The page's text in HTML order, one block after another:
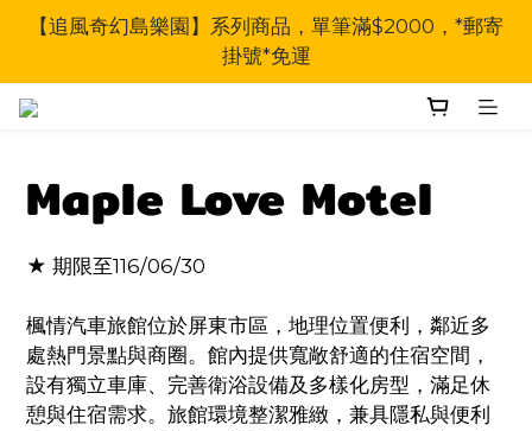
【追風奇幻島樂園】系列商品，單筆滿$2000，*郵寄
掛號*免運
Maple Love Motel
★ 期限至116/06/30
楓情汽車旅館位於屏東市區，地理位置便利，鄰近多
處熱門景點與商圈。館內提供寬敞舒適的住宿空間，
設有獨立車庫、完善衛浴設備及多樣化房型，滿足休
憩與住宿需求。旅館環境整潔雅緻，兼具隱私與便利